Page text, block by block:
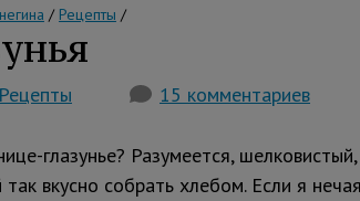
/ Рецепты /
Рецепты 15 комментариев
глазунье? Разумеется,
вкусно собрать хлебом. Если я